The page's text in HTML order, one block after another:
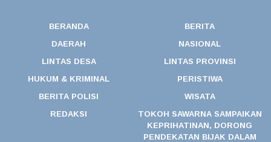
BERANDA
BERITA
DAERAH
NASIONAL
LINTAS DESA
LINTAS PROVINSI
HUKUM & KRIMINAL
PERISTIWA
BERITA POLISI
WISATA
REDAKSI
TOKOH SAWARNA SAMPAIKAN
KEPRIHATINAN, DORONG
PENDEKATAN BIJAK DALAM